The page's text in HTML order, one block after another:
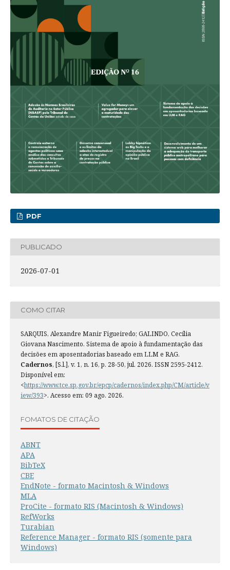
PDF
PUBLICADO
2026-07-01
COMO CITAR
SARQUIS, Alexandre Manir Figueiredo; GALINDO, Cecília
Giovana Nascimento. Sistema de apoio à fundamentação das
decisões em aposentadorias baseado em LLM e RAG.
Cadernos, [S.l.], v. 1, n. 16, p. 28-50, jul. 2026. ISSN 2595-2412.
Disponível em:
<https://www.tce.sp.gov.br/epcp/cadernos/index.php/CM/article/v
iew/393>. Acesso em: 09 ago. 2026.
FOMATOS DE CITAÇÃO
ABNT
APA
BibTeX
CBE
EndNote - formato Macintosh & Windows
MLA
ProCite - formato RIS (Macintosh & Windows)
RefWorks
Turabian
Reference Manager - formato RIS (somente para
Windows)